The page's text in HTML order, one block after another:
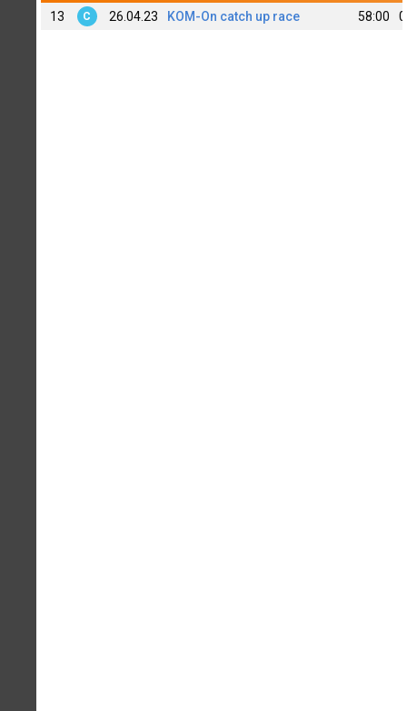
13 C 26.04.23 KOM-On catch up race 58:00 0